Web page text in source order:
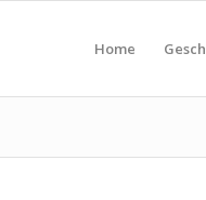
Home